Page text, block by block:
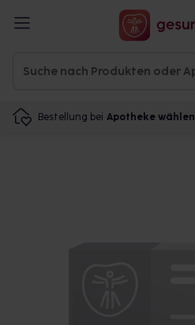
Bestellung bei Apotheke wählen